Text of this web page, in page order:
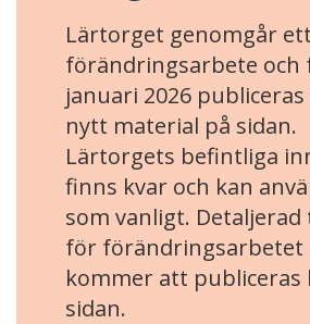
Lärtorget genomgår ett
förändringsarbete och
januari 2026
nytt material på sidan.
Lärtorgets befintliga
finns kvar och kan
som vanligt. Detaljerad
för förändringsarbetet
kommer att publiceras
sidan.